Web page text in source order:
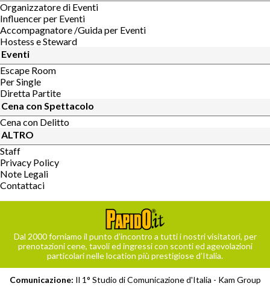
Organizzatore di Eventi
Influencer per Eventi
Accompagnatore /Guida per Eventi
Hostess e Steward
Eventi
Escape Room
Per Single
Diretta Partite
Cena con Spettacolo
Cena con Delitto
ALTRO
Staff
Privacy Policy
Note Legali
Contattaci
Dal 2000 forniamo il punto d’incontro a tutti i nostri visitatori, per
prenotazioni cene, tavoli ed ingressi con sconti ed agevolazioni
particolari nelle location più prestigiose d’Italia.
Comunicazione: Il 1° Studio di Comunicazione d'Italia - Kam Group